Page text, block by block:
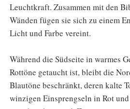
Leuchtkraft. Zusammen mit den
Wänden fügen sie sich zu einem
Licht und Farbe vereint.
Während die Südseite in warmes
Rottöne getaucht ist, bleibt die
Blautöne beschränkt, deren kalte
winzigen Einsprengseln in Rot